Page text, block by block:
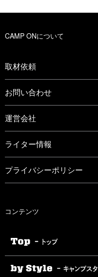
CAMP ONについて
取材依頼
お問い合わせ
運営会社
ライター情報
プライバシーポリシー
コンテンツ